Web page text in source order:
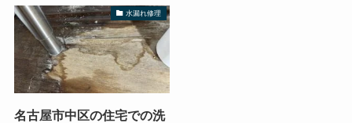
水漏れ修理
名古屋市中区の住宅での洗